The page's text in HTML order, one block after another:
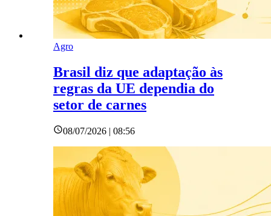
Agro
Brasil diz que adaptação às
regras da UE dependia do
setor de carnes
08/07/2026 | 08:56